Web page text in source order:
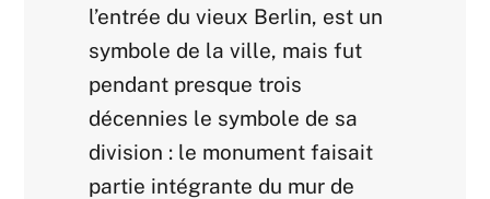
l’entrée du vieux Berlin, est un
symbole de la ville, mais fut
pendant presque trois
décennies le symbole de sa
division : le monument faisait
partie intégrante du mur de